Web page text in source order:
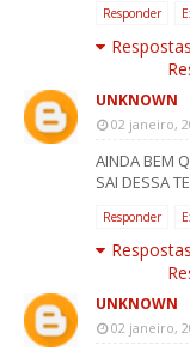
Responder
Respostas
UNKNOWN
02 janeiro,
AINDA BEM
SAI DESSA
Responder
Respostas
UNKNOWN
02 janeiro,